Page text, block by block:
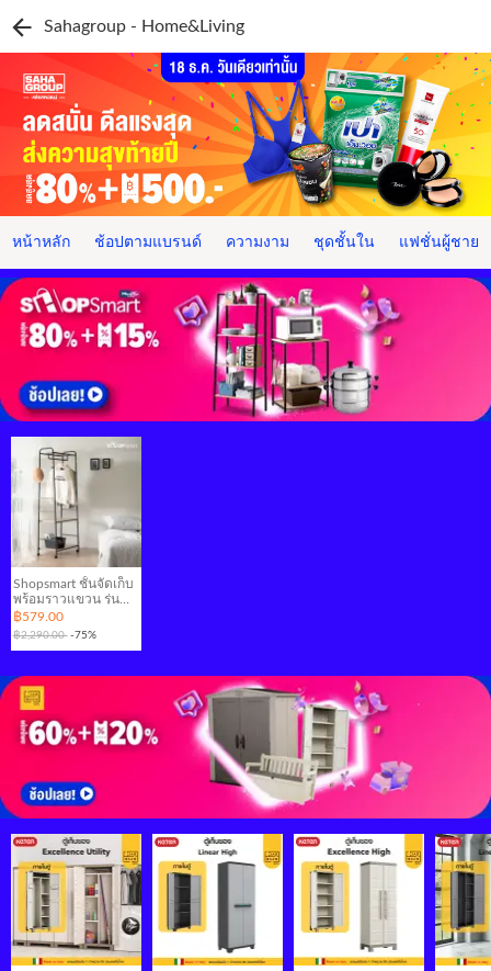
Sahagroup - Home&Living
หน้าหลัก ช้อปตามแบรนด์ ความงาม ชุดชั้นใน แฟชั่นผู้ชาย
Shopsmart ชั้นจัดเก็บ
พร้อมราวแขวน รุ่น
D.I.Y.4 กว้าง
63*40*176 ซม. วัสดุ
ความแข็งแรง รองรับ
น้ำหนักได้ดี ชั้นวาง
ของ ชั้นวางของไม้ ชั้น
วางติดผนัง ชั้นวาง
ของโชว์
฿579.00
฿2,290.00 -75%